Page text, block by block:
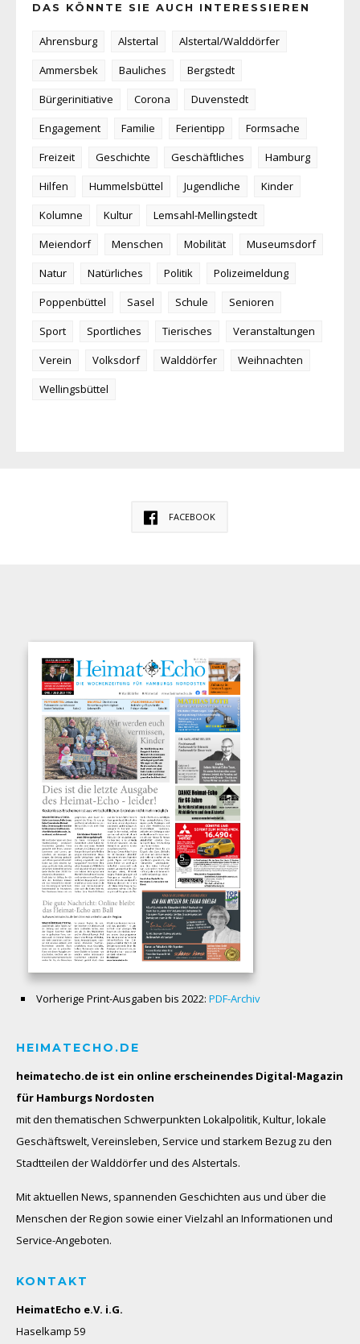
DAS KÖNNTE SIE AUCH INTERESSIEREN
Ahrensburg Alstertal
Alstertal/Walddörfer
Ammersbek
Bauliches
Bergstedt
Bürgerinitiative
Corona
Duvenstedt
Engagement
Familie Ferientipp
Formsache
Freizeit
Geschichte Geschäftliches
Hamburg
Hilfen
Hummelsbüttel Jugendliche
Kinder
Kolumne
Kultur
Lemsahl-Mellingstedt
Meiendorf
Menschen Mobilität
Museumsdorf
Natur
Natürliches Politik
Polizeimeldung
Poppenbüttel
Sasel Schule
Senioren
Sport
Sportliches Tierisches
Veranstaltungen
Verein
Volksdorf Walddörfer
Weihnachten
Wellingsbüttel
FACEBOOK
Vorherige Print-Ausgaben bis 2022: PDF-Archiv
HEIMATECHO.DE
heimatecho.de ist ein online erscheinendes Digital-Magazin
für Hamburgs Nordosten
mit den thematischen Schwerpunkten Lokalpolitik, Kultur, lokale
Geschäftswelt, Vereinsleben, Service und starkem Bezug zu den
Stadtteilen der Walddörfer und des Alstertals.
Mit aktuellen News, spannenden Geschichten aus und über die
Menschen der Region sowie einer Vielzahl an Informationen und
Service-Angeboten.
KONTAKT
HeimatEcho e.V. i.G.
Haselkamp 59